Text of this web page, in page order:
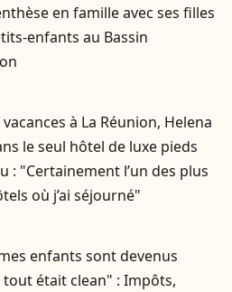
en famille avec ses filles
enfants au Bassin
à La Réunion, Helena
le seul hôtel de luxe pieds
: "Certainement l’un des plus
où j’ai séjourné"
enfants sont devenus
tout était clean" : Impôts,